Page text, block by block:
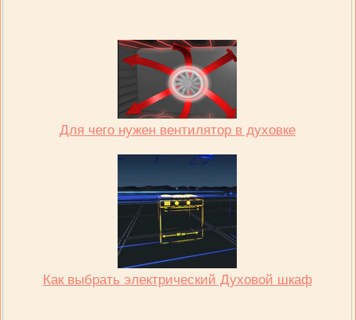
Для чего нужен вентилятор в духовке
Как выбрать электрический Духовой шкаф